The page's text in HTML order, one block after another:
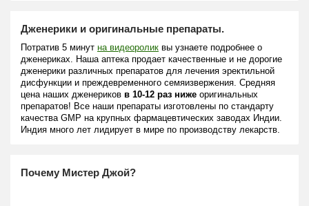
Дженерики и оригинальные препараты.
Потратив 5 минут на видеоролик вы узнаете подробнее о
дженериках. Наша аптека продает качественные и не дорогие
дженерики различных препаратов для лечения эректильной
дисфункции и преждевременного семяизвержения. Средняя
цена наших дженериков в 10-12 раз ниже оригинальных
препаратов! Все наши препараты изготовлены по стандарту
качества GMP на крупных фармацевтических заводах Индии.
Индия много лет лидирует в мире по производству лекарств.
Почему Мистер Джой?